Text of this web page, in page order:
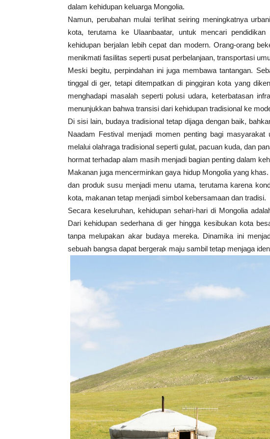
dalam kehidupan keluarga Mongolia.
Namun, perubahan mulai terlihat seiring meningkatnya
kota, terutama ke Ulaanbaatar, untuk mencari
kehidupan berjalan lebih cepat dan modern. Orang-orang
menikmati fasilitas seperti pusat perbelanjaan, transportasi
Meski begitu, perpindahan ini juga membawa tantangan.
tinggal di ger, tetapi ditempatkan di pinggiran kota yang
menghadapi masalah seperti polusi udara, keterbatasan
menunjukkan bahwa transisi dari kehidupan tradisional ke
Di sisi lain, budaya tradisional tetap dijaga dengan baik,
Naadam Festival menjadi momen penting bagi
melalui olahraga tradisional seperti gulat, pacuan kuda, dan
hormat terhadap alam masih menjadi bagian penting dalam
Makanan juga mencerminkan gaya hidup Mongolia yang
dan produk susu menjadi menu utama, terutama karena
kota, makanan tetap menjadi simbol kebersamaan dan tradisi.
Secara keseluruhan, kehidupan sehari-hari di Mongolia
Dari kehidupan sederhana di ger hingga kesibukan kota
tanpa melupakan akar budaya mereka. Dinamika ini
sebuah bangsa dapat bergerak maju sambil tetap menjaga